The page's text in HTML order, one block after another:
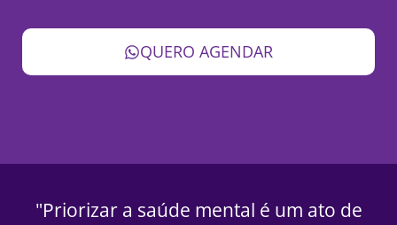
QUERO AGENDAR
"Priorizar a saúde mental é um ato de